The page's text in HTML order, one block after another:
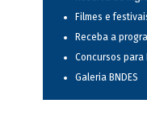
Filmes e
Receba a
Concursos para
Galeria BNDES